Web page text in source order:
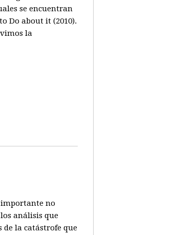
se encuentran
Do about it (2010).
la
importante no
análisis que
la catástrofe que